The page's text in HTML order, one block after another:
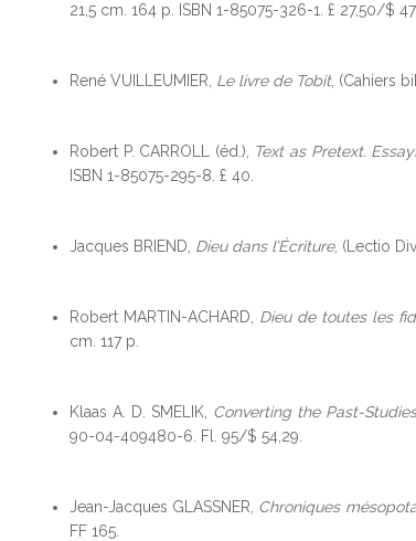
21,5 cm. 164 p. ISBN 1-85075-326-1. £ 27,50/$
René VUILLEUMIER, Le livre de Tobit, (Cahiers
Robert P. CARROLL (éd.),
Text as Pretext.
ISBN 1-85075-295-8. £ 40.
Jacques BRIEND, Dieu dans l’Écriture, (Lectio
Robert MARTIN-ACHARD, Dieu de toutes les
cm. 117 p.
Klaas A. D. SMELIK, Converting the Past-
90-04-409480-6. Fl. 95/$ 54,29.
Jean-Jacques GLASSNER, Chroniques
FF 165.